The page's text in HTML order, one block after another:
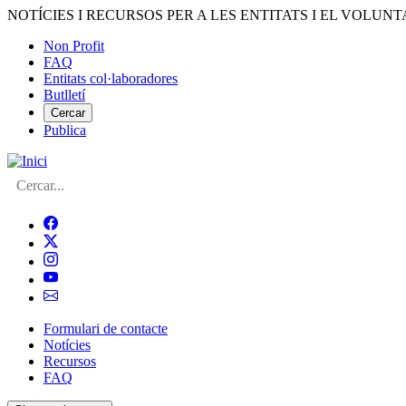
Vés
contingut
NOTÍCIES I RECURSOS PER A LES ENTITATS I EL
Menú
del
compte
d'usuari
Non Profit
FAQ
Entitats col·laboradores
Butlletí
Cercar
Publica
Cerca
Navegació
principal
de
Formulari de contacte
Notícies
Recursos
FAQ